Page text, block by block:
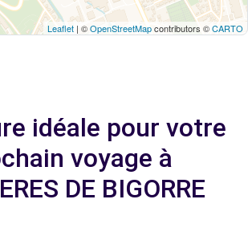
Leaflet | ©OpenStreetMapcontributors ©CARTO
idéale pour votre
voyage à
DE BIGORRE